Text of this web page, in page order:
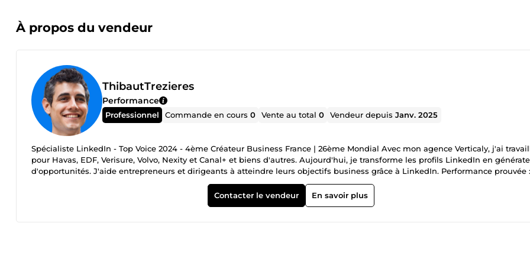
À propos du vendeur
ThibautTrezieres
Performance
Professionnel Commande en cours0 Vente au total0 Vendeur depuisJanv. 2025
Spécialiste LinkedIn - Top Voice 2024 - 4ème Créateur Business France | 26ème Mondial Avec mon agence Verticaly, j'ai
pour Havas, EDF, Verisure, Volvo, Nexity et Canal+ et biens d'autres. Aujourd'hui, je transforme les profils LinkedIn en
d'opportunités. J'aide entrepreneurs et dirigeants à atteindre leurs objectifs business grâce à LinkedIn. Performance prouvée :
De 4K à 20K abonnés en 12 mois ✅ Top Voice LinkedIn 2024 ✅ 100+ clients satisfaits ✅ Support 7j/7 Mes services pour dominer
votre marché : Optimisation de profil premium Personal branding d'expert SEO LinkedIn avancé Storytelling professionnel DesignContacter le vendeur En savoir plus